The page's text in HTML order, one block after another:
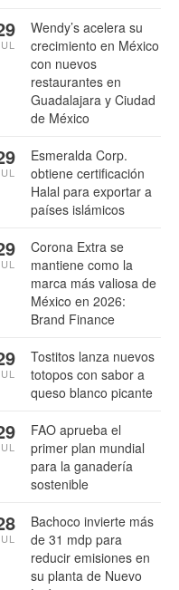
Wendy’s acelera su
crecimiento en México
con nuevos
restaurantes en
Guadalajara y Ciudad
de México
Esmeralda Corp.
obtiene certificación
Halal para exportar a
países islámicos
Corona Extra se
mantiene como la
marca más valiosa de
México en 2026:
Brand Finance
Tostitos lanza nuevos
totopos con sabor a
queso blanco picante
FAO aprueba el
primer plan mundial
para la ganadería
sostenible
Bachoco invierte más
de 31 mdp para
reducir emisiones en
su planta de Nuevo